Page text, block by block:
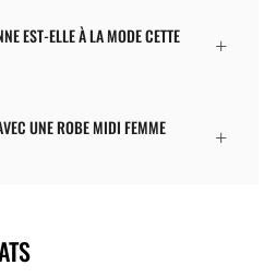
EST-ELLE À LA MODE CETTE
UNE ROBE MIDI FEMME